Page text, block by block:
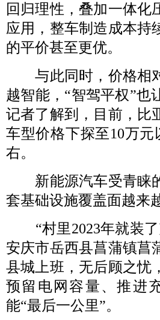
回归理性，叠加一体化
应用，整车制造成本持
的平价甚至更优。
与此同时，价格相对
越智能，“智驾平权”也
记者了解到，目前，比
车型价格下探至10万
右。
新能源汽车受青睐的
套基础设施覆盖面越来
“村里2023年就装了
安庆市岳西县菖蒲镇菖
县城上班，无后顾之忧
预留电网容量、推进
能“最后一公里”。